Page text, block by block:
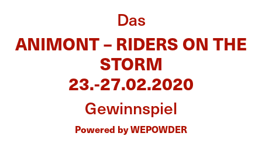
Das
ANIMONT – RIDERS ON THE
STORM
23.-27.02.2020
Gewinnspiel
Powered by WEPOWDER